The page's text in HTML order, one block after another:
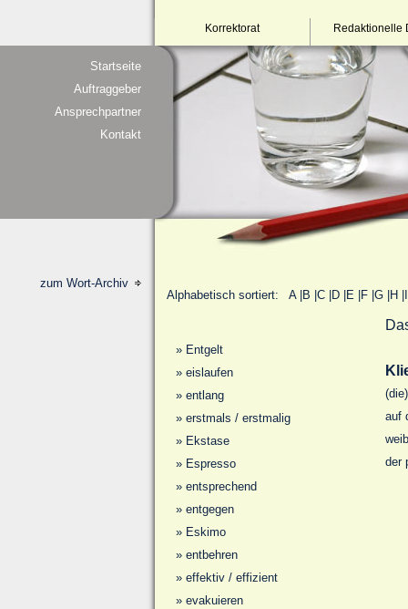
Startseite
Auftraggeber
Ansprechpartner
Kontakt
zum Wort-Archiv
Korrektorat Redaktionelle
Alphabetisch sortiert: A| B C| D| E| F| G| H
» Entgelt
» eislaufen
» entlang
» erstmals / erstmalig
» Ekstase
» Espresso
» entsprechend
» entgegen
» Eskimo
» entbehren
» effektiv / effizient
» evakuieren
auf
der